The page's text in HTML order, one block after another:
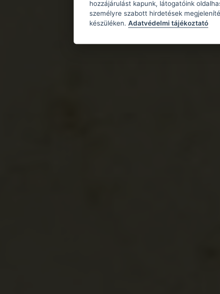
hozzájárulást kapunk, látogatóink
személyre szabott hirdetések
készüléken. Adatvédelmi tájékoztató